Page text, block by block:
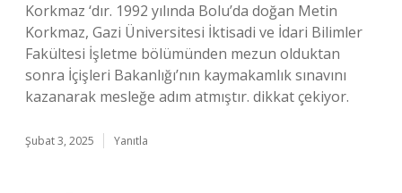
Korkmaz ‘dır. 1992 yılında Bolu’da doğan Metin
Korkmaz, Gazi Üniversitesi İktisadi ve İdari Bilimler
Fakültesi İşletme bölümünden mezun olduktan
sonra İçişleri Bakanlığı’nın kaymakamlık sınavını
kazanarak mesleğe adım atmıştır. dikkat çekiyor.
Şubat 3, 2025 Yanıtla